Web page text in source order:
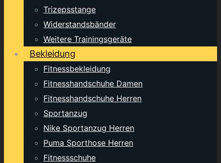
Trizepsstange
Widerstandsbänder
Weitere Trainingsgeräte
Bekleidung
Fitnessbekleidung
Fitnesshandschuhe Damen
Fitnesshandschuhe Herren
Sportanzug
Nike Sportanzug Herren
Puma Sporthose Herren
Fitnessschuhe